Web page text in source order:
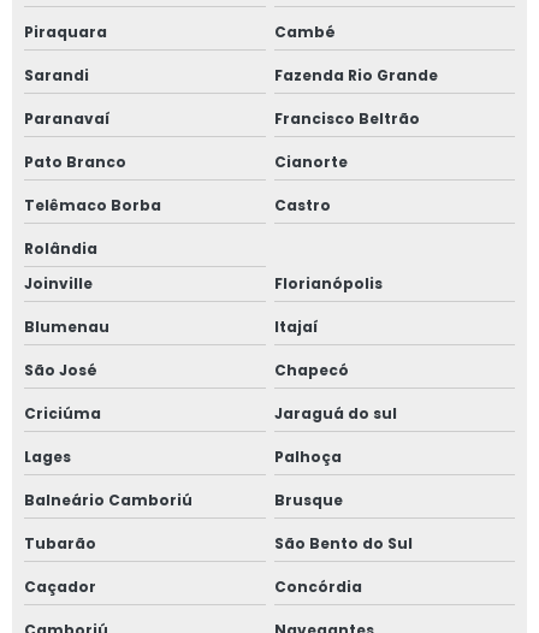
Piraquara Cambé
Sarandi Fazenda Rio Grande
Paranavaí Francisco Beltrão
Pato Branco Cianorte
Telêmaco Borba Castro
Rolândia
Joinville
Florianópolis
Blumenau Itajaí
São José Chapecó
Criciúma Jaraguá do sul
Lages Palhoça
Balneário Camboriú Brusque
Tubarão São Bento do Sul
Caçador Concórdia